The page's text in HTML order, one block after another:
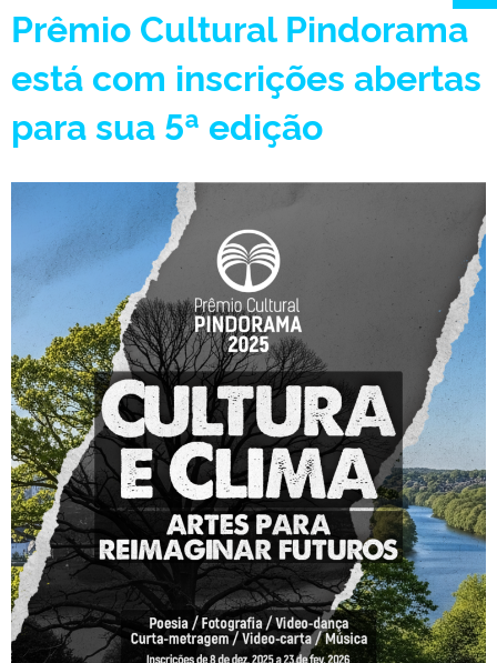
Prêmio Cultural Pindorama
está com inscrições abertas
para sua 5ª edição